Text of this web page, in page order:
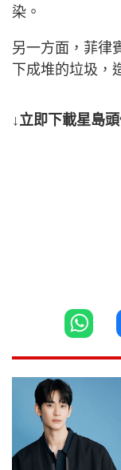
染。
另一方面，菲律
下成堆的垃圾，
↓立即下載星島